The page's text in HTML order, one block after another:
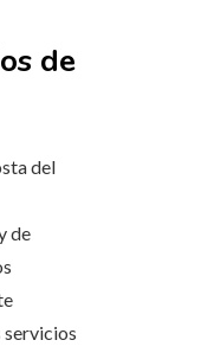
de
del
de
servicios